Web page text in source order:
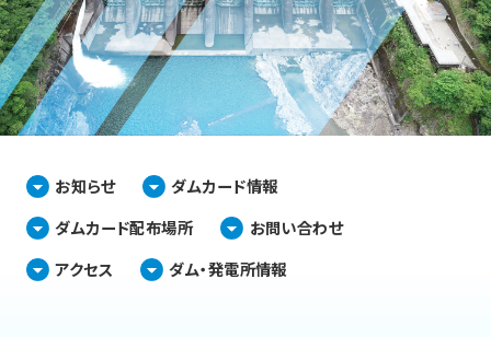
お知らせ
ダムカード情報
ダムカード配布場所
お問い合わせ
アクセス
ダム・発電所情報